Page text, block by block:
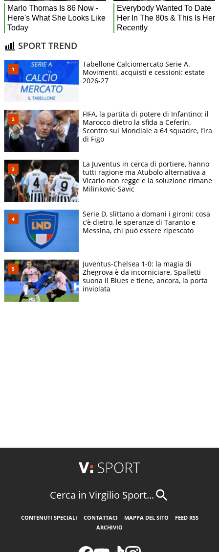
SPORT TREND
Tabellone Calciomercato Serie A.
Movimenti, acquisti e cessioni: estate
2026-27
FIFA, la partita di potere di Infantino: il
Marocco dietro la sfida a Ceferin.
Scontro sul Mondiale a 64 squadre, l’ira
di Figo
La Juventus in cerca di portiere, hanno
tutti ragione ma Atubolo alternativa a
Vicario non regge e la soluzione rimane
Milinkovic-Savic
Serie D, slittano a domani i gironi: cosa
c’è dietro, le speranze di Taranto e
Messina, chi può essere ripescato
Juventus-Chelsea 1-0: la magia di
Zhegrova è da incorniciare. Spalletti
suona il Blues e tiene, ancora, la porta
inviolata
Cerca in Virgilio Sport...
CONTENUTI SPECIALI CONTATTACI MAPPA DEL SITO
FEED RSS
ARCHIVIO